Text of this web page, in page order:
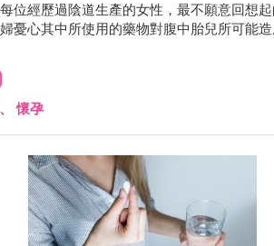
位經歷過陰道生產的女性，最不願意回想
憂心其中所使用的藥物對腹中胎兒所可能造
、懷孕